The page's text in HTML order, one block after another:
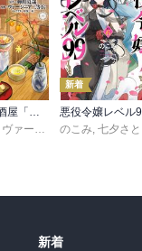
異世界居酒屋「のぶ」(22)
ヴァージニア二等兵 ,転
新着
のこみ,七夕さとり
新着